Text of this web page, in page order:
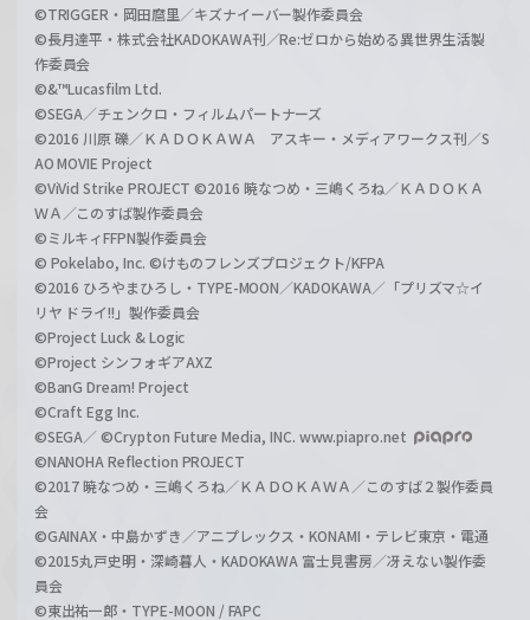
©TRIGGER・岡田麿里／キズナイーバー製作委員会
©長月達平・株式会社KADOKAWA刊／Re:ゼロから始める異世界生活製
作委員会
©&™Lucasfilm Ltd.
©SEGA／チェンクロ・フィルムパートナーズ
©2016 川原 礫／ＫＡＤＯＫＡＷＡ アスキー・メディアワークス刊／S
AO MOVIE Project
©ViVid Strike PROJECT ©2016 暁なつめ・三嶋くろね／ＫＡＤＯＫＡ
ＷＡ／このすば製作委員会
©ミルキィFFPN製作委員会
© Pokelabo, Inc. ©けものフレンズプロジェクト/KFPA
©2016 ひろやまひろし・TYPE-MOON／KADOKAWA／「プリズマ☆イ
リヤ ドライ!!」製作委員会
©Project Luck & Logic
©Project シンフォギアAXZ
©BanG Dream! Project
©Craft Egg Inc.
©SEGA／ ©Crypton Future Media, INC. www.piapro.net
©NANOHA Reflection PROJECT
©2017 暁なつめ・三嶋くろね／ＫＡＤＯＫＡＷＡ／このすば２製作委員
会
©GAINAX・中島かずき／アニプレックス・KONAMI・テレビ東京・電通
©2015丸戸史明・深崎暮人・KADOKAWA 富士見書房／冴えない製作委
員会
©東出祐一郎・TYPE-MOON / FAPC